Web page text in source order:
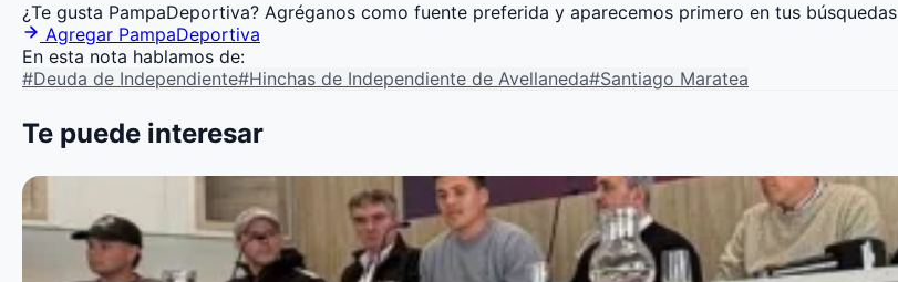
¿Te gusta PampaDeportiva? Agréganos como fuente preferida y aparecemos primero en tus búsquedas
Agregar PampaDeportiva
En esta nota hablamos de:
#Deuda de Independiente#Hinchas de Independiente de Avellaneda#Santiago Maratea
Te puede interesar